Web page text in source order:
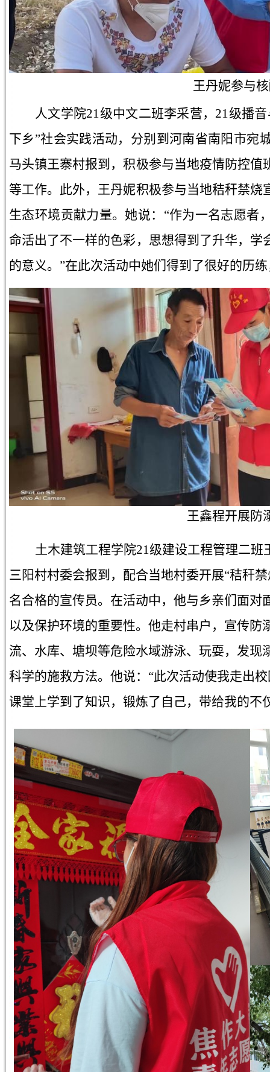
王丹妮参与
人文学院21级中文二班李采营，21级播
下乡”社会实践活动，分别到河南省南阳市宛
马头镇王寨村报到，积极参与当地疫情防控
等工作。此外，王丹妮积极参与当地秸秆禁
生态环境贡献力量。她说：“作为一名志愿者
命活出了不一样的色彩，思想得到了升华，
的意义。”在此次活动中她们得到了很好的历
王鑫程开展防
土木建筑工程学院21级建设工程管理二
三阳村村委会报到，配合当地村委开展“秸秆
名合格的宣传员。在活动中，他与乡亲们面
以及保护环境的重要性。他走村串户，宣传
流、水库、塘坝等危险水域游泳、玩耍，发
科学的施救方法。他说：“此次活动使我走出
课堂上学到了知识，锻炼了自己，带给我的不